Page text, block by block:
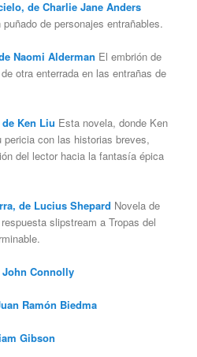
de Charlie Jane Anders
de personajes entrañables.
Naomi Alderman El embrión de
otra enterrada en las entrañas de
Ken Liu Esta novela, donde Ken
con las historias breves,
del lector hacia la fantasía épica
de Lucius Shepard Novela de
slipstream a Tropas del
Connolly
Ramón Biedma
Gibson